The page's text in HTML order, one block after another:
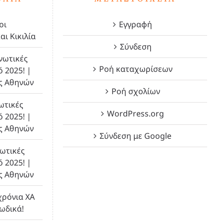
Κικιλία
2025! |
Αθηνών
2025! |
Αθηνών
2025! |
Αθηνών
ΧΑ
Εγγραφή
Σύνδεση
Ροή καταχωρίσεων
Ροή σχολίων
WordPress.org
Σύνδεση με Google